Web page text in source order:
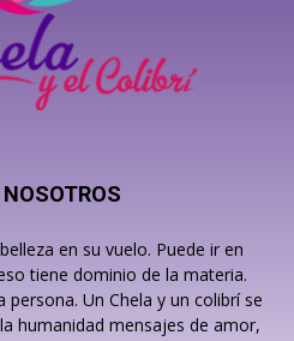
NOSOTROS
en su vuelo. Puede ir en
tiene dominio de la materia.
persona. Un Chela y un colibrí se
humanidad mensajes de amor,